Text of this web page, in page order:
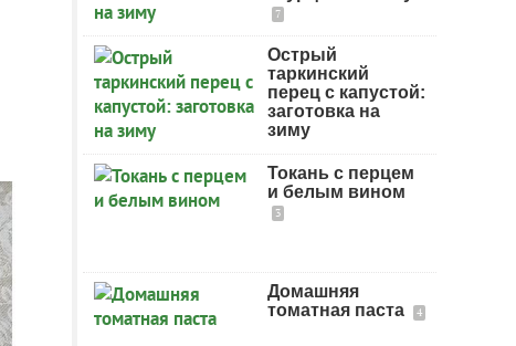
7
Острый
таркинский
перец с капустой:
заготовка на
зиму
Токань с перцем
и белым вином
3
Домашняя
томатная паста
4